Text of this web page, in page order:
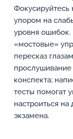
Фокусируйтесь
упором на
уровня ошибок.
«мостовые»
пересказ
конспекта;
тесты помогат
настроиться
экзамена.